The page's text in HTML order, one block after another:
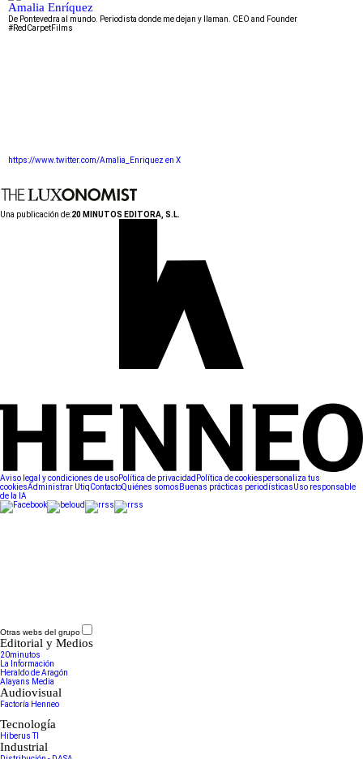
Amalia Enríquez
De Pontevedra al mundo. Periodista donde me dejan y llaman. CEO and Founder
#RedCarpetFilms
https://www.twitter.com/Amalia_Enriquez en X
Una publicación de:20 MINUTOS EDITORA, S.L.
Aviso legal y condiciones de usoPolítica de privacidad Política de cookiespersonaliza tus
cookiesAdministrar UtiqContactoQuiénes somos Buenas prácticas periodísticasUso responsable
de la IA
Otras webs del grupo
Editorial y Medios
20minutos
La Información
Heraldo de Aragón
Alayans Media
Audiovisual
Factoría Henneo
Tecnología
Hiberus TI
Industrial